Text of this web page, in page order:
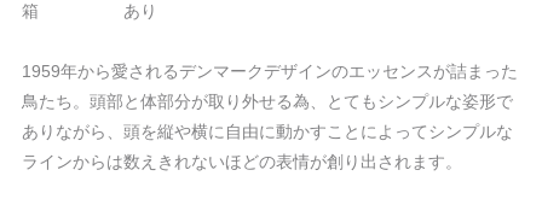
箱 あり
1959年から愛されるデンマークデザインのエッセンスが詰まった
鳥たち。頭部と体部分が取り外せる為、とてもシンプルな姿形で
ありながら、頭を縦や横に自由に動かすことによってシンプルな
ラインからは数えきれないほどの表情が創り出されます。